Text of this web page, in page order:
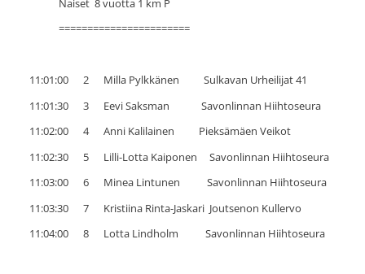
Naiset 8 vuotta 1 km P
=======================
11:01:00 2 Milla Pylkkänen Sulkavan Urheilijat 41
11:01:30 3 Eevi Saksman Savonlinnan Hiihtoseura
11:02:00 4 Anni Kalilainen Pieksämäen Veikot
11:02:30 5 Lilli-Lotta Kaiponen Savonlinnan Hiihtoseura
11:03:00 6 Minea Lintunen Savonlinnan Hiihtoseura
11:03:30 7 Kristiina Rinta-Jaskari Joutsenon Kullervo
11:04:00 8 Lotta Lindholm Savonlinnan Hiihtoseura